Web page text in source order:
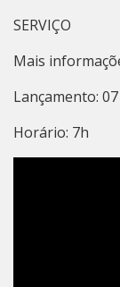
SERVIÇO
Mais
Lançamento:
Horário: 7h